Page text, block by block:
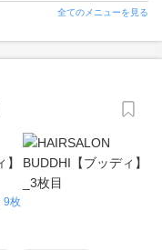
全てのメニューを見る
9枚